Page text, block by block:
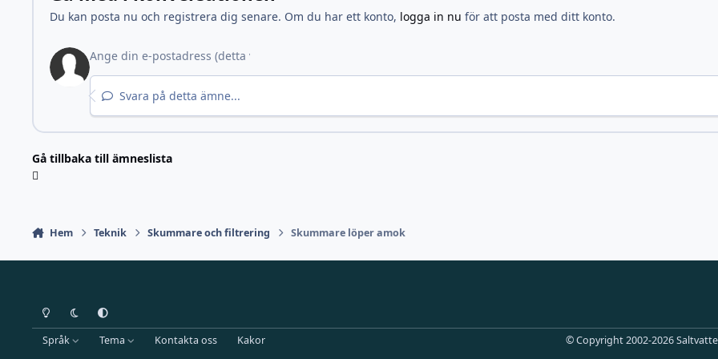
Du kan posta nu och registrera dig senare. Om du har ett konto, logga in nu för att posta med ditt konto.
Svara på detta ämne...
Gå tillbaka till ämneslista
Hem Teknik Skummare och filtrering Skummare löper amok
Light ModeDark ModeSystem Preference
Språk Tema Kontakta oss Kakor © Copyright 2002-2026